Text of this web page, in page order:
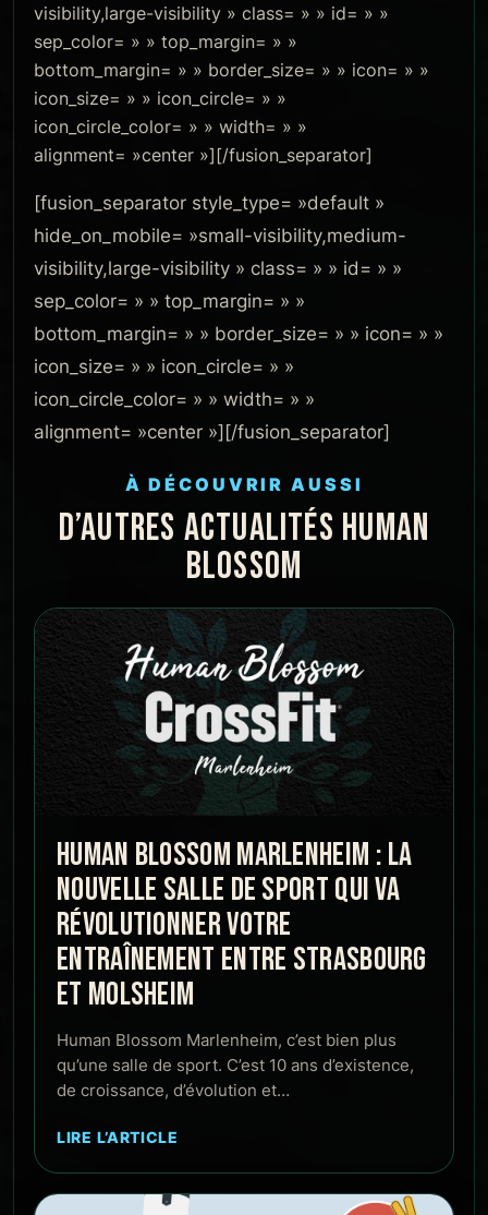
visibility,large-visibility » class= » » id= » »
sep_color= » » top_margin= » »
bottom_margin= » » border_size= » » icon= » »
icon_size= » » icon_circle= » »
icon_circle_color= » » width= » »
alignment= »center »][/fusion_separator]
[fusion_separator style_type= »default »
hide_on_mobile= »small-visibility,medium-
visibility,large-visibility » class= » » id= » »
sep_color= » » top_margin= » »
bottom_margin= » » border_size= » » icon= » »
icon_size= » » icon_circle= » »
icon_circle_color= » » width= » »
alignment= »center »][/fusion_separator]
À DÉCOUVRIR AUSSI
D’AUTRES ACTUALITÉS HUMAN
BLOSSOM
HUMAN BLOSSOM MARLENHEIM : LA
NOUVELLE SALLE DE SPORT QUI VA
RÉVOLUTIONNER VOTRE
ENTRAÎNEMENT ENTRE STRASBOURG
ET MOLSHEIM
Human Blossom Marlenheim, c’est bien plus
qu’une salle de sport. C’est 10 ans d’existence,
de croissance, d’évolution et…
LIRE L’ARTICLE